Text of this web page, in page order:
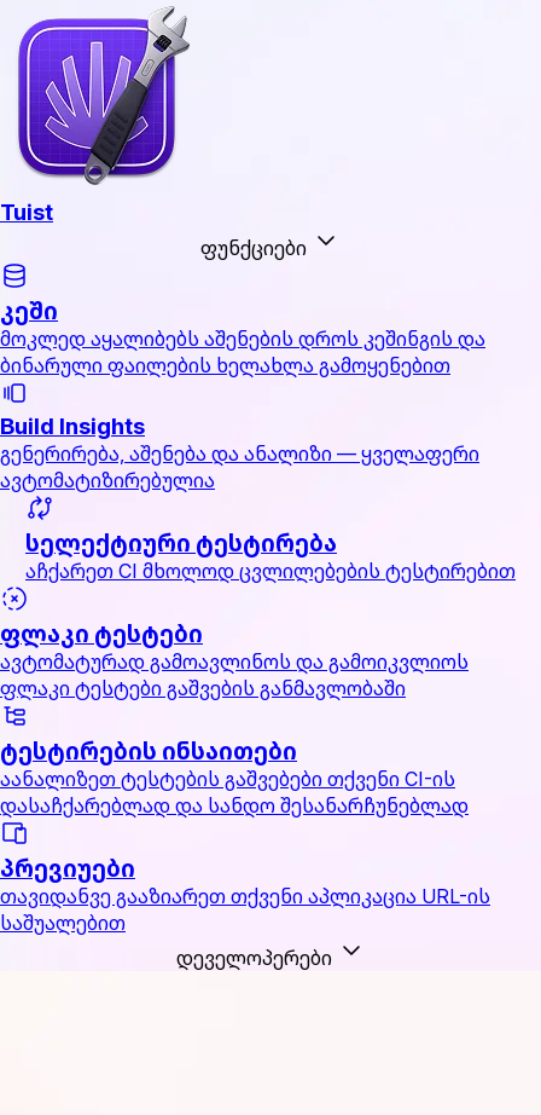
Tuist
ფუნქციები
კეში
მოკლედ აყალიბებს აშენების დროს კეშინგის და
ბინარული ფაილების ხელახლა გამოყენებით
Build Insights
გენერირება, აშენება და ანალიზი — ყველაფერი
ავტომატიზირებულია
სელექტიური ტესტირება
აჩქარეთ CI მხოლოდ ცვლილებების ტესტირებით
ფლაკი ტესტები
ავტომატურად გამოავლინოს და გამოიკვლიოს
ფლაკი ტესტები გაშვების განმავლობაში
ტესტირების ინსაითები
აანალიზეთ ტესტების გაშვებები თქვენი CI-ის
დასაჩქარებლად და სანდო შესანარჩუნებლად
პრევიუები
თავიდანვე გააზიარეთ თქვენი აპლიკაცია URL-ის
საშუალებით
დეველოპერები